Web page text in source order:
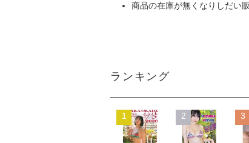
商品の在庫が無くなりしだい
ランキング
1 2 3